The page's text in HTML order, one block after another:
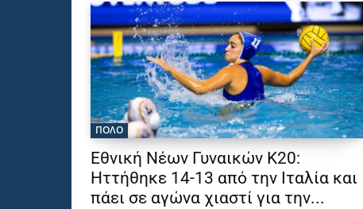
ΠΟΛΟ
Εθνική Νέων Γυναικών Κ20:
Ηττήθηκε 14-13 από την Ιταλία και
πάει σε αγώνα χιαστί για την...